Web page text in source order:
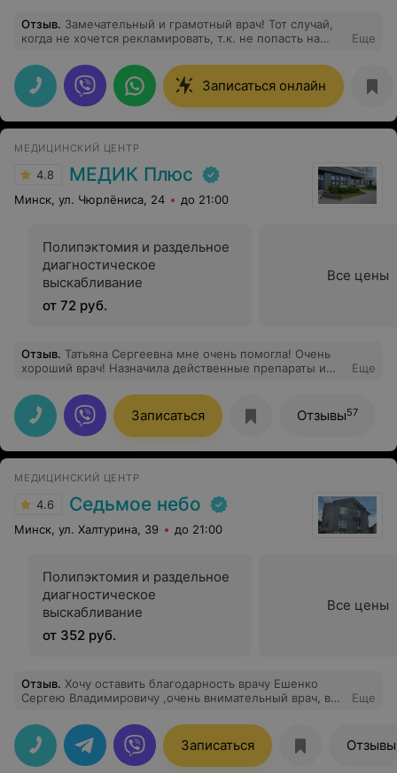
Отзыв. Замечательный и грамотный врач! Тот случай,
когда не хочется рекламировать, т.к. не попасть на
Еще
Записаться онлайн
МЕДИЦИНСКИЙ ЦЕНТР
4.8 МЕДИК Плюс
Минск, ул. Чюрлёниса, 24 до 21:00
Полипэктомия и раздельное
диагностическое
выскабливание
от 72 руб.
Все цены
Отзыв. Татьяна Сергеевна мне очень помогла! Очень
хороший врач! Назначила действенные препараты и
Еще
Записаться Отзывы57
МЕДИЦИНСКИЙ ЦЕНТР
4.6 Седьмое небо
Минск, ул. Халтурина, 39 до 21:00
Полипэктомия и раздельное
диагностическое
выскабливание
от 352 руб.
Все цены
Отзыв. Хочу оставить благодарность врачу Ешенко
Сергею Владимировичу ,очень внимательный врач, все
Благодарю
Еще
Записаться Отзывы